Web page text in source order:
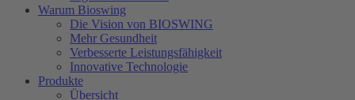
Warum Bioswing
Die Vision von BIOSWING
Mehr Gesundheit
Verbesserte Leistungsfähigkeit
Innovative Technologie
Produkte
Übersicht